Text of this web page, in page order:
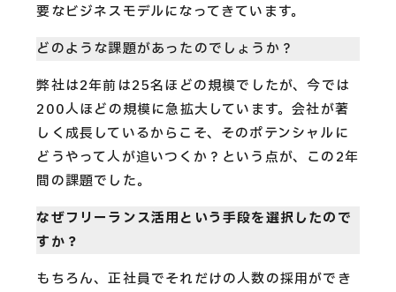
要なビジネスモデルになってきています。
どのような課題があったのでしょうか？
弊社は2年前は25名ほどの規模でしたが、今では
200人ほどの規模に急拡大しています。会社が著
しく成長しているからこそ、そのポテンシャルに
どうやって人が追いつくか？という点が、この2年
間の課題でした。
なぜフリーランス活用という手段を選択したので
すか？
もちろん、正社員でそれだけの人数の採用ができ